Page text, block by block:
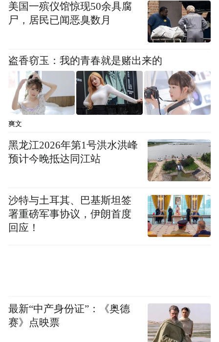
美国一殡仪馆惊现50余具腐
尸，居民已闻恶臭数月
盗香窃玉：我的青春就是赌出来的
爽文
黑龙江2026年第1号洪水洪峰
预计今晚抵达同江站
沙特与土耳其、巴基斯坦签
署重磅军事协议，伊朗首度
回应！
最新“中产身份证”：《奥德
赛》点映票